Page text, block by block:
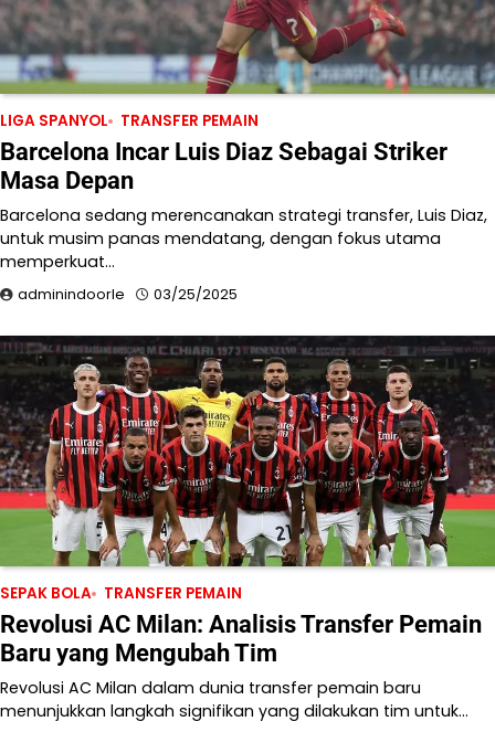
LIGA SPANYOL TRANSFER PEMAIN
Barcelona Incar Luis Diaz Sebagai Striker
Masa Depan
Barcelona sedang merencanakan strategi transfer, Luis Diaz,
untuk musim panas mendatang, dengan fokus utama
memperkuat…
adminindoorle 03/25/2025
SEPAK BOLA TRANSFER PEMAIN
Revolusi AC Milan: Analisis Transfer Pemain
Baru yang Mengubah Tim
Revolusi AC Milan dalam dunia transfer pemain baru
menunjukkan langkah signifikan yang dilakukan tim untuk…